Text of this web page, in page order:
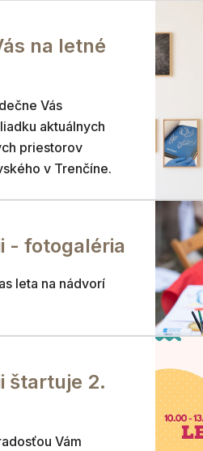
na letné
Vás
aktuálnych
priestorov
v Trenčíne.
- fotogaléria
leta na nádvorí
štartuje 2.
Vám